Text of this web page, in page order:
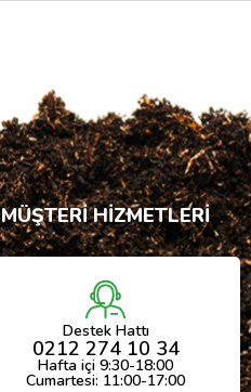
MÜŞTERİ HİZMETLERİ
Destek Hattı
0212 274 10 34
Hafta içi 9:30-18:00
Cumartesi: 11:00-17:00